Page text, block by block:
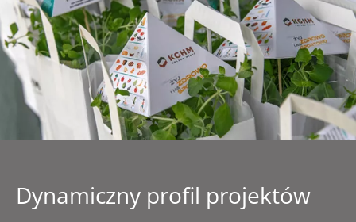
Dynamiczny profil projektów